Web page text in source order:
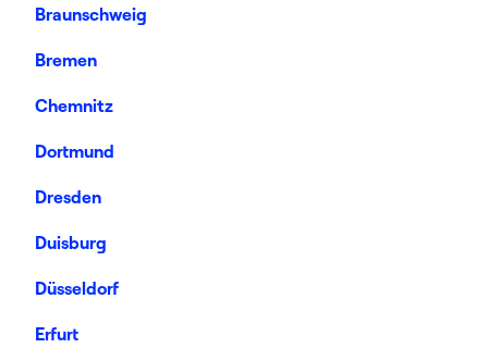
Braunschweig
Bremen
Chemnitz
Dortmund
Dresden
Duisburg
Düsseldorf
Erfurt